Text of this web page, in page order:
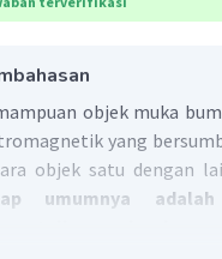
objek muka
yang
objek satu dengan
umumnya